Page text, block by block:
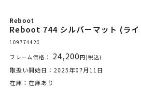
Reboot
Reboot 744 シルバーマット (ラ
109774420
フレーム価格： 24,200円(税込)
取扱い開始日：2025年07月11日
在庫：在庫あり